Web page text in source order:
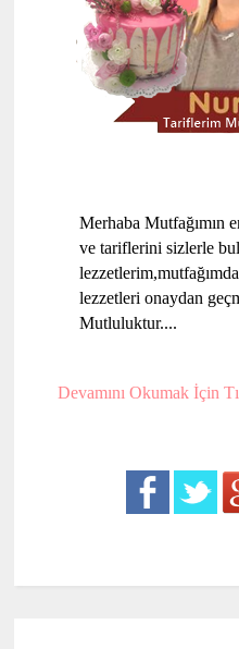
Merhaba Mutfağımın
ve tariflerini sizlerle
lezzetleri onaydan
Mutluluktur....
Devamını Okumak İçin